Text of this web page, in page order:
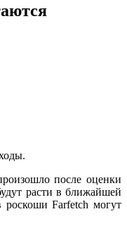
после оценки
расти в ближайшей
роскоши Farfetch могут